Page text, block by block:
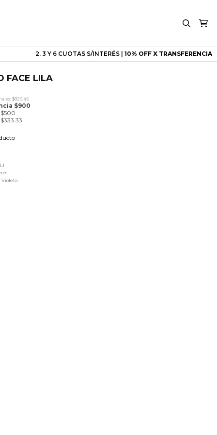
2, 3 Y 6 CUOTAS S/INTERÉS | 10% OFF X TRANSFERENCIA
FACE LILA
$826.45
$900
$500
Violeta